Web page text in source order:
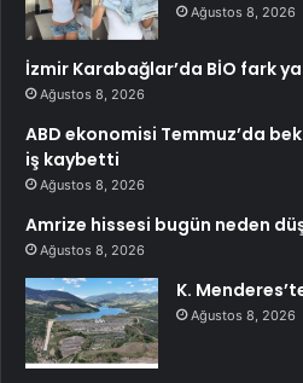
Ağustos 8, 2026
İzmir Karabağlar’da BİO fark
Ağustos 8, 2026
ABD ekonomisi Temmuz’da
iş kaybetti
Ağustos 8, 2026
Amrize hissesi bugün neden
Ağustos 8, 2026
K.
Ağustos 8, 2026